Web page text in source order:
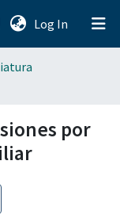
Log In (current)
por